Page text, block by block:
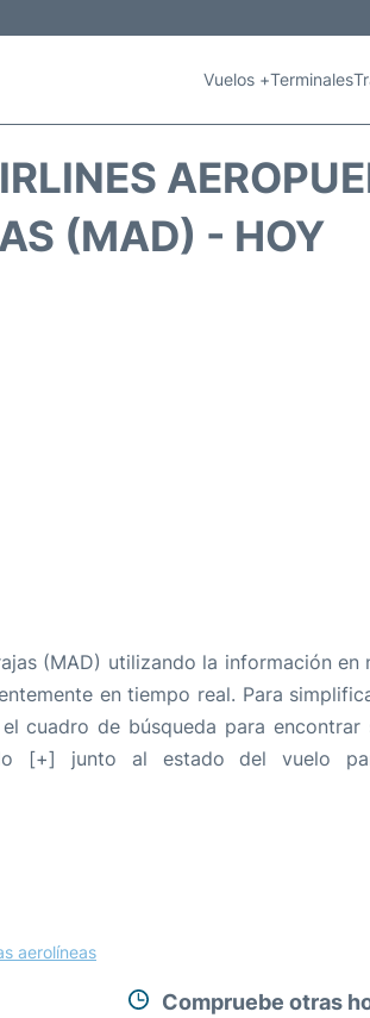
Vuelos +Terminales
(MAD) - HOY
(MAD) utilizando la información
en tiempo real. Para
cuadro de búsqueda para
[+] junto al estado del vuelo
aerolíneas
Compruebe otras